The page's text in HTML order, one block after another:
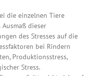
die einzelnen Tiere
dieser
des Stresses auf die
bei Rindern
Produktionsstress,
Stress.